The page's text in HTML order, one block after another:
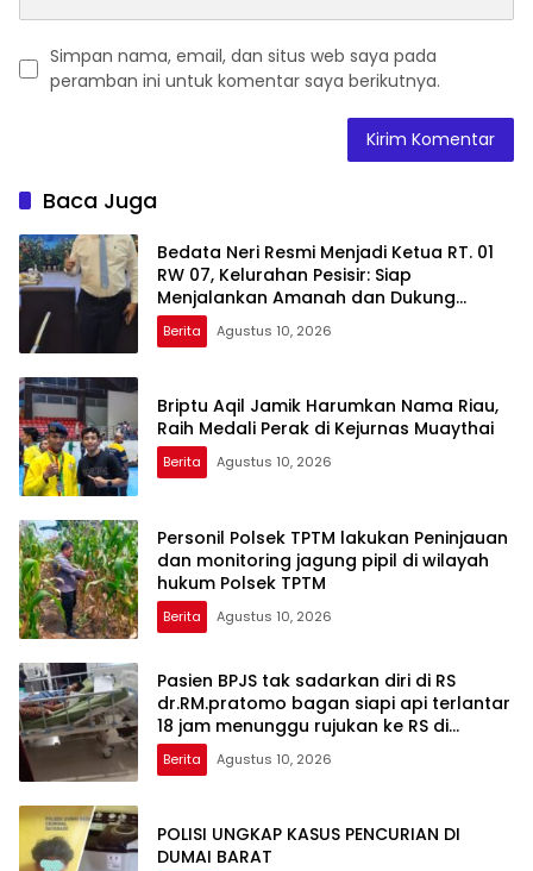
Simpan nama, email, dan situs web saya pada
peramban ini untuk komentar saya berikutnya.
Baca Juga
Bedata Neri Resmi Menjadi Ketua RT. 01
RW 07, Kelurahan Pesisir: Siap
Menjalankan Amanah dan Dukung
Seluruh Program Walikota Agung
Nugroho
Berita Agustus 10, 2026
Briptu Aqil Jamik Harumkan Nama Riau,
Raih Medali Perak di Kejurnas Muaythai
Berita Agustus 10, 2026
Personil Polsek TPTM lakukan Peninjauan
dan monitoring jagung pipil di wilayah
hukum Polsek TPTM
Berita Agustus 10, 2026
Pasien BPJS tak sadarkan diri di RS
dr.RM.pratomo bagan siapi api terlantar
18 jam menunggu rujukan ke RS di
pekanbaru
Berita Agustus 10, 2026
POLISI UNGKAP KASUS PENCURIAN DI
DUMAI BARAT